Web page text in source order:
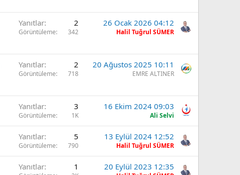
i
Yanıtlar 2
Görüntüleme 342
26 Ocak 2026 04:12
Halil Tuğrul SÜMER
i
i
Yanıtlar 2
Görüntüleme 718
20 Ağustos 2025 10:11
EMRE ALTINER
l
l
Yanıtlar 3
Görüntüleme 1K
16 Ekim 2024 09:03
Ali Selvi
l
Yanıtlar 5
Görüntüleme 790
13 Eylül 2024 12:52
Halil Tuğrul SÜMER
Yanıtlar 1 20 Eylül 2023 12:35